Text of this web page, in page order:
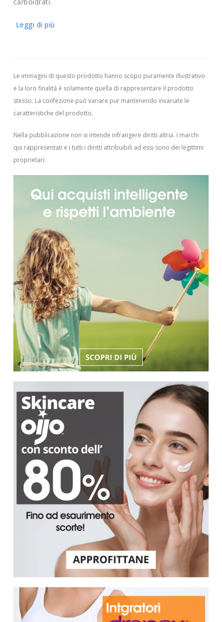
Leggi di più
Le immagini di questo prodotto hanno scopo puramente illustrativo
e la loro finalità è solamente quella di rappresentare il prodotto
stesso. La confezione può variare pur mantenendo invariate le
caratteristiche del prodotto.
Nella pubblicazione non si intende infrangere diritti altrui. I marchi
qui rappresentati e i tutti i diritti attribuibili ad essi sono dei legittimi
proprietari.